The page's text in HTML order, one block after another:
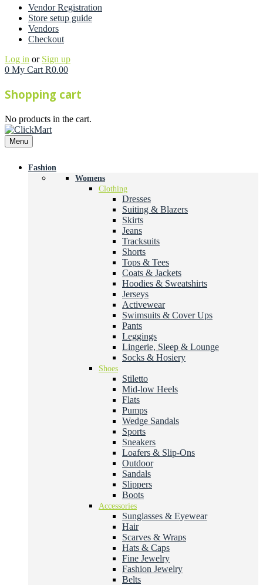
Vendor Registration
Store setup guide
Vendors
Checkout
Log in or Sign up
0 My Cart R0.00
Shopping cart
No products in the cart.
Menu
Fashion
Womens
Clothing
Dresses
Suiting & Blazers
Skirts
Jeans
Tracksuits
Shorts
Tops & Tees
Coats & Jackets
Hoodies & Sweatshirts
Jerseys
Activewear
Swimsuits & Cover Ups
Pants
Leggings
Lingerie, Sleep & Lounge
Socks & Hosiery
Shoes
Stiletto
Mid-low Heels
Flats
Pumps
Wedge Sandals
Sports
Sneakers
Loafers & Slip-Ons
Outdoor
Sandals
Slippers
Boots
Accessories
Sunglasses & Eyewear
Hair
Scarves & Wraps
Hats & Caps
Fine Jewelry
Fashion Jewelry
Belts